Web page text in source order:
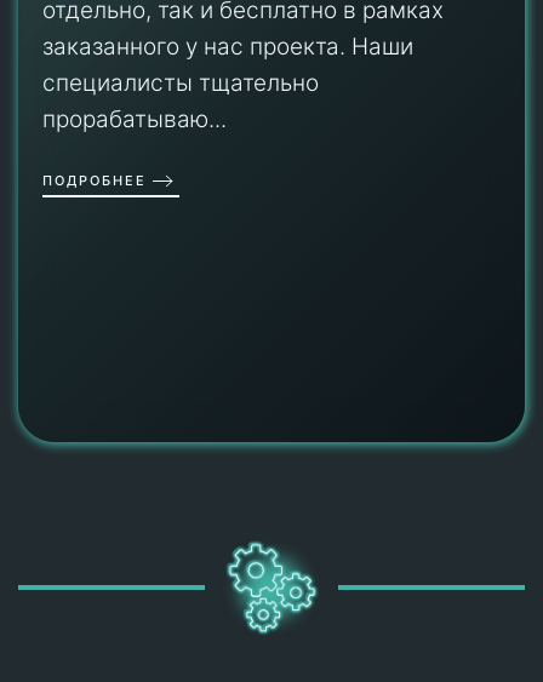
отдельно, так и бесплатно в рамках
заказанного у нас проекта. Наши
специалисты тщательно
прорабатываю...
ПОДРОБНЕЕ